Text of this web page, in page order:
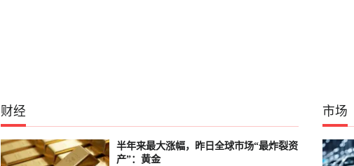
财经
半年来最大涨幅，昨日全球市场“最炸裂资
产”：黄金
市场